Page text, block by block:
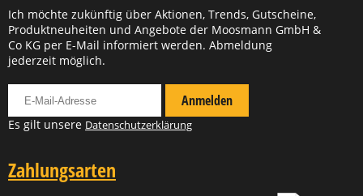
Ich möchte zukünftig über Aktionen, Trends, Gutscheine,
Produktneuheiten und Angebote der Moosmann GmbH &
Co KG per E-Mail informiert werden. Abmeldung
jederzeit möglich.
Anmelden
Es gilt unsere Datenschutzerklärung
Zahlungsarten